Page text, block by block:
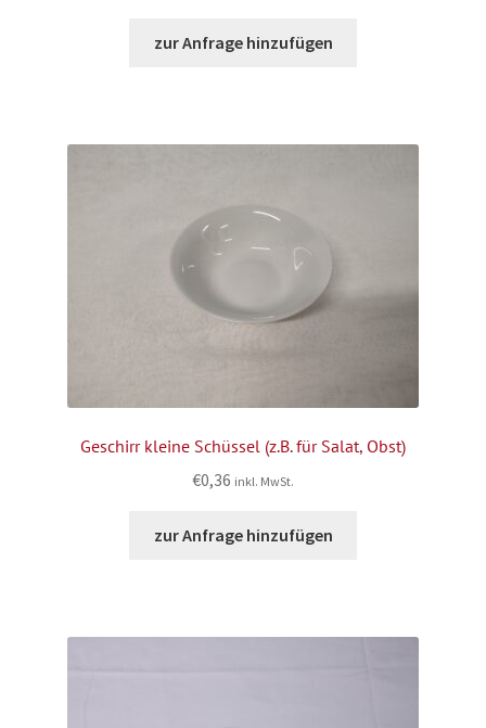
zur Anfrage hinzufügen
Geschirr kleine Schüssel (z.B. für Salat, Obst)
€0,36 inkl. MwSt.
zur Anfrage hinzufügen